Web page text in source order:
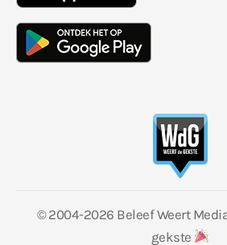
© 2004-2026 Beleef Weert Media
gekste